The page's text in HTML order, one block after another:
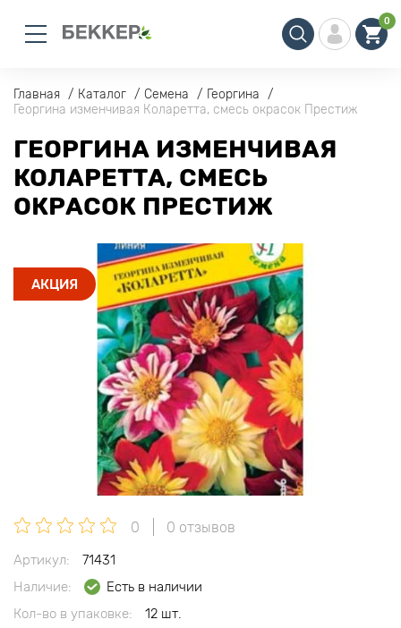
0
Главная Каталог Семена
Георгина
Георгина изменчивая Коларетта, смесь окрасок Престиж
ГЕОРГИНА ИЗМЕНЧИВАЯ
КОЛАРЕТТА, СМЕСЬ
ОКРАСОК ПРЕСТИЖ
АКЦИЯ
0 0 отзывов
Артикул:
71431
Наличие:
Есть в наличии
Кол-во в упаковке:
12 шт.